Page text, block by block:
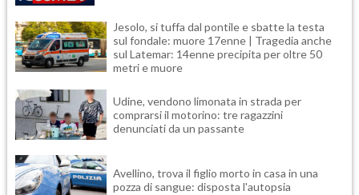
Jesolo, si tuffa dal pontile e sbatte la testa
sul fondale: muore 17enne | Tragedia anche
sul Latemar: 14enne precipita per oltre 50
metri e muore
Udine, vendono limonata in strada per
comprarsi il motorino: tre ragazzini
denunciati da un passante
Avellino, trova il figlio morto in casa in una
pozza di sangue: disposta l'autopsia